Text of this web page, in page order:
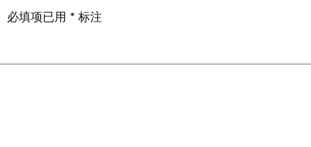
必填项已用 * 标注